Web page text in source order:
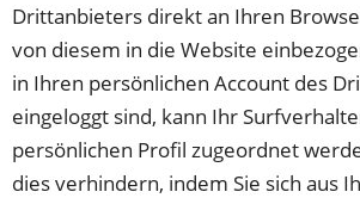
Drittanbieters direkt an Ihren
von diesem in die Website
in Ihren persönlichen Account des
eingeloggt sind, kann Ihr
persönlichen Profil zugeordnet
dies verhindern, indem Sie sich aus